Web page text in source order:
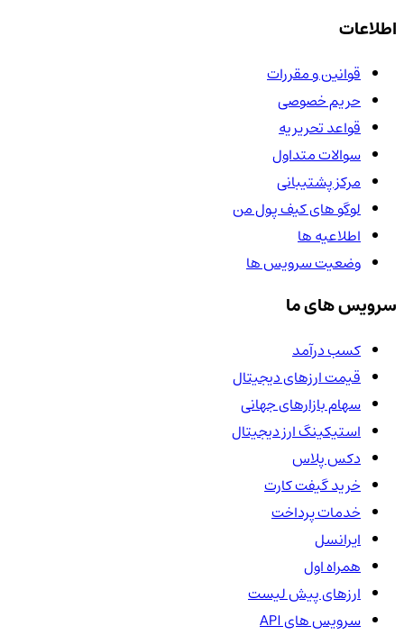
اطلاعات
قوانین و مقررات
حریم خصوصی
قواعد تحریریه
سوالات متداول
مرکز پشتیبانی
لوگو های کیف پول من
اطلاعیه ها
وضعیت سرویس ها
سرویس های ما
کسب درآمد
قیمت ارزهای دیجیتال
سهام بازارهای جهانی
استیکینگ ارز دیجیتال
دکس پلاس
خرید گیفت کارت
خدمات پرداخت
ایرانسل
همراه اول
ارزهای پیش لیست
سرویس های API